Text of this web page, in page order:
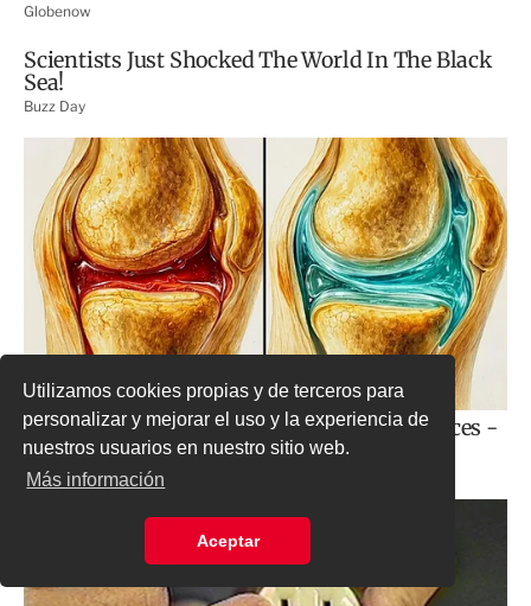
Utilizamos cookies propias y de terceros para
personalizar y mejorar el uso y la experiencia de
nuestros usuarios en nuestro sitio web.
Más información
Aceptar